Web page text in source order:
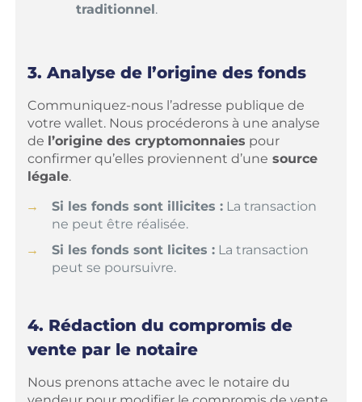
traditionnel.
3. Analyse de l’origine des fonds
Communiquez-nous l’adresse publique de
votre wallet. Nous procéderons à une analyse
de l’origine des cryptomonnaies pour
confirmer qu’elles proviennent d’une source
légale.
Si les fonds sont illicites :La transaction
ne peut être réalisée.
Si les fonds sont licites :La transaction
peut se poursuivre.
4. Rédaction du compromis de
vente par le notaire
Nous prenons attache avec le notaire du